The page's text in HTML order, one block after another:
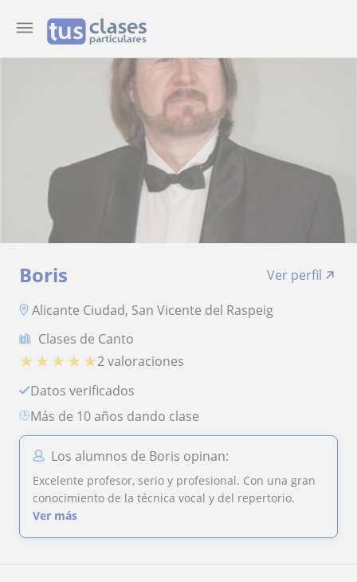
Boris
Ver perfil
Alicante Ciudad, San Vicente del Raspeig
Clases de Canto
★ ★ ★ ★ ★2 valoraciones
Datos verificados
más de 10 años dando clase
Los alumnos de Boris opinan:
Excelente profesor, serio y profesional. Con una gran
conocimiento de la técnica vocal y del repertorio.
Ver más